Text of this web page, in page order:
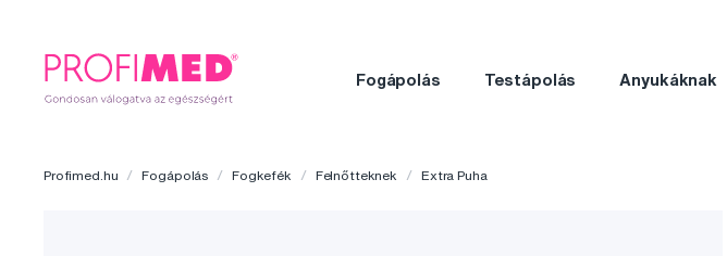
Fogápolás Testápolás Anyukáknak
Profimed.hu Fogápolás Fogkefék Felnőtteknek Extra Puha